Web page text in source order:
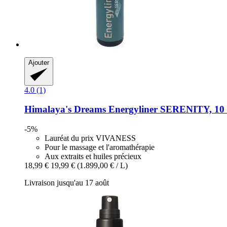
Ajouter
4.0 (1)
Himalaya's Dreams Energyliner SERENITY, 10
-5%
Lauréat du prix VIVANESS
Pour le massage et l'aromathérapie
Aux extraits et huiles précieux
18,99 € 19,99 € (1.899,00 € / L)
Livraison jusqu'au 17 août